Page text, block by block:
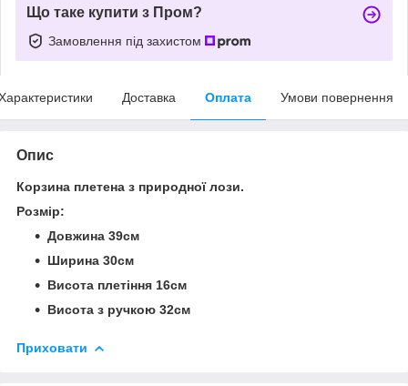
Що таке купити з Пром?
Замовлення під захистом
Доставка Оплата Умови повернення
Опис
Корзина плетена з природної лози.
Розмір:
Довжина 39см
Ширина 30см
Висота плетіння 16см
Висота з ручкою 32см
Приховати